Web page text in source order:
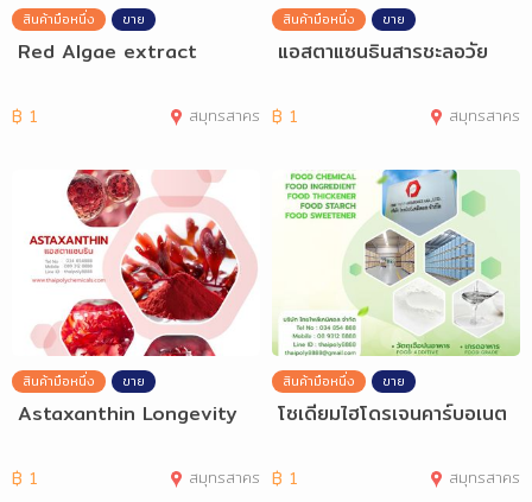
สินค้ามือหนึ่ง ขาย
Red Algae extract
฿ 1 สมุทรสาคร
สินค้ามือหนึ่ง ขาย
แอสตาแซนธินสารชะลอวัย
฿ 1 สมุทรสาคร
สินค้ามือหนึ่ง ขาย
Astaxanthin Longevity
฿ 1 สมุทรสาคร
สินค้ามือหนึ่ง ขาย
โซเดียมไฮโดรเจนคาร์บอเนต
฿ 1 สมุทรสาคร